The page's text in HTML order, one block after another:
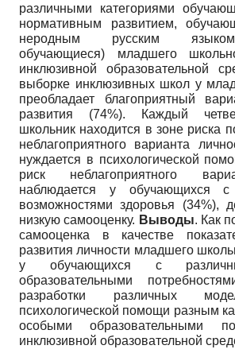
различными категориями
нормативным развитием,
неродным русским
обучающиеся) младшего
инклюзивной образовательной
выборке инклюзивных школ у
преобладает благоприятный
развития (74%). Каждый
школьник находится в зоне риска
неблагоприятного варианта
нуждается в психологической
риск неблагоприятного
наблюдается у обучающихся с
возможностями здоровья (34%),
низкую самооценку. Выводы. Как
самооценка в качестве
развития личности младшего
у обучающихся с
образовательными
разработки различных
психологической помощи разным
особыми образовательными
инклюзивной образовательной